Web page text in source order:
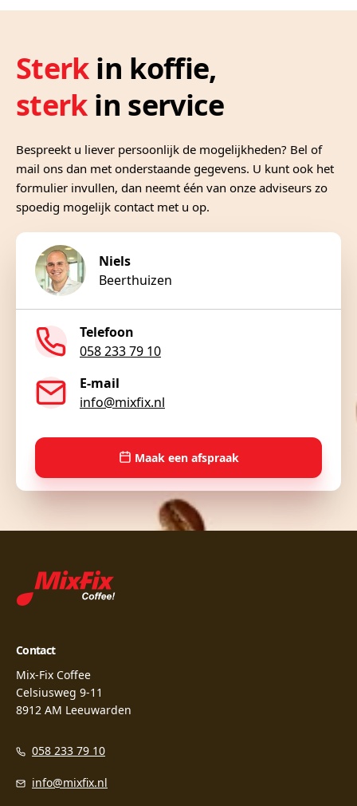
Sterkin koffie,
sterkin service
Bespreekt u liever persoonlijk de mogelijkheden? Bel of
mail ons dan met onderstaande gegevens. U kunt ook het
formulier invullen, dan neemt één van onze adviseurs zo
spoedig mogelijk contact met u op.
Niels
Beerthuizen
Telefoon
058 233 79 10
E-mail
info@mixfix.nl
Maak een afspraak
Contact
Mix-Fix Coffee
Celsiusweg 9-11
8912 AM Leeuwarden
058 233 79 10
info@mixfix.nl